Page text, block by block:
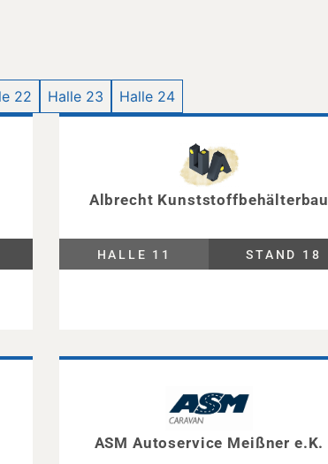
22 Halle 23 Halle 24
Albrecht Kunststoffbehälterbau
HALLE 11 STAND 18
ASM Autoservice Meißner e.K.